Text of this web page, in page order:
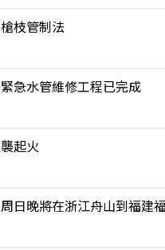
枝管制法
急水管維修工程已完成
起火
日晚將在浙江舟山到福建